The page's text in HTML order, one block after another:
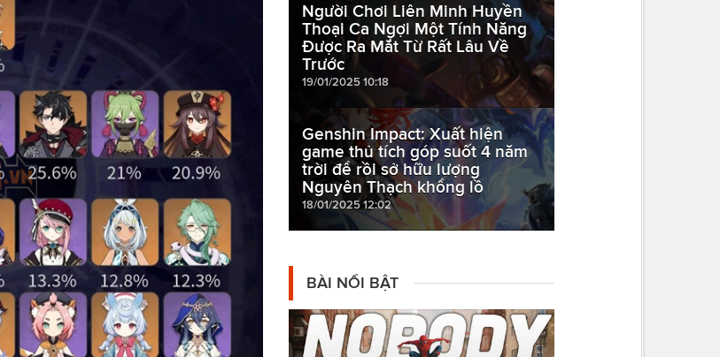
Người Chơi Liên Minh Huyền
Thoại Ca Ngợi Một Tính Năng
Được Ra Mắt Từ Rất Lâu Về
Trước
19/01/2025 10:18
Genshin Impact: Xuất hiện
game thủ tích góp suốt 4 năm
trời để rồi sở hữu lượng
Nguyên Thạch khổng lồ
18/01/2025 12:02
BÀI NỔI BẬT